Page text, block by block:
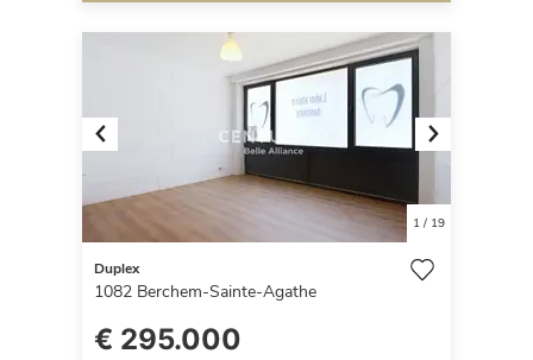
Previous Next
1/ 19
Duplex
1082 Berchem-Sainte-Agathe
€ 295.000